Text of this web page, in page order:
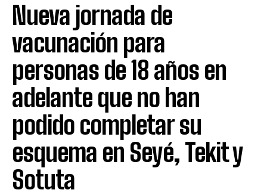
Nueva jornada de
vacunación para
personas de 18 años en
adelante que no han
podido completar su
esquema en Seyé, Tekit y
Sotuta